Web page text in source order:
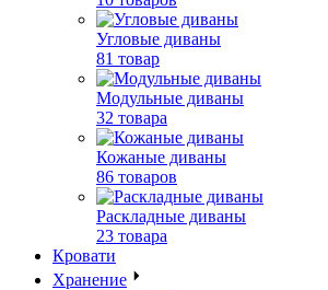
Угловые диваны
81 товар
Модульные диваны
32 товара
Кожаные диваны
86 товаров
Раскладные диваны
23 товара
Кровати
Хранение